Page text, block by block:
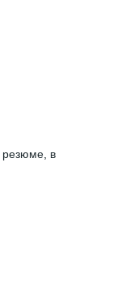
резюме, в